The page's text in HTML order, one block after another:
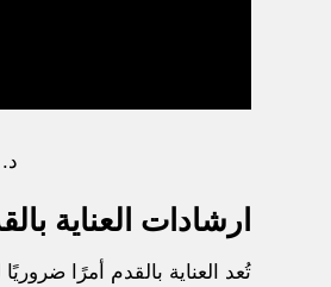
ارشادات العناية
تُعد العناية بالقدم أمرًا